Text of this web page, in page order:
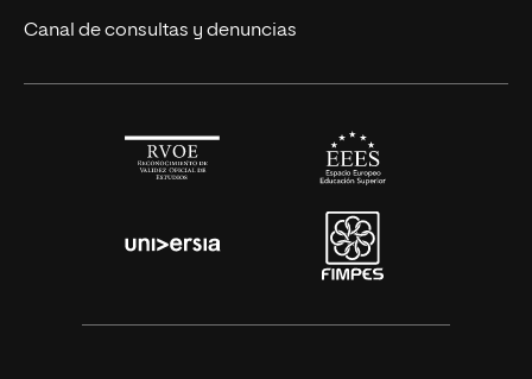
Solicita información
Canal de consultas y denuncias